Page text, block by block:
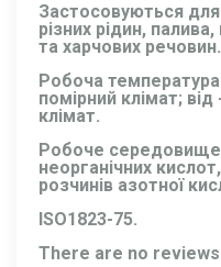
Застосовуються для
різних рідин,
та харчових речовин.
Робоча
помірний клімат;
клімат.
Робоче середовище
неорганічних
розчинів азотної
ISO1823-75.
There are no